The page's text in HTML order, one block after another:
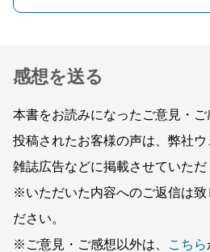
感想を送る
本書をお読みになったご意見・ご
投稿されたお客様の声は、弊社ウ
雑誌広告などに掲載させていただ
※いただいた内容へのご返信は致
ださい。
※ご意見・ご感想以外は、
こちら